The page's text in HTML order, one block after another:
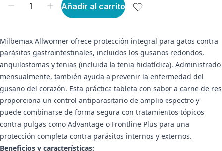
Añadir al carrito
Milbemax Allwormer ofrece protección integral para gatos contra
parásitos gastrointestinales, incluidos los gusanos redondos,
anquilostomas y tenias (incluida la tenia hidatídica). Administrado
mensualmente, también ayuda a prevenir la enfermedad del
gusano del corazón. Esta práctica tableta con sabor a carne de res
proporciona un control antiparasitario de amplio espectro y
puede combinarse de forma segura con tratamientos tópicos
contra pulgas como Advantage o Frontline Plus para una
protección completa contra parásitos internos y externos.
Beneficios y características: